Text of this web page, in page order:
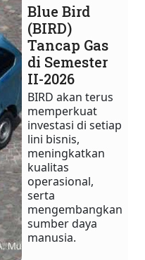
Blue Bird
(BIRD)
Tancap Gas
di Semester
II-2026
BIRD akan terus
memperkuat
investasi di setiap
lini bisnis,
meningkatkan
kualitas
operasional,
serta
mengembangkan
sumber daya
manusia.